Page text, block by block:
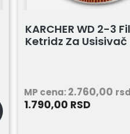
KARCHER WD 2-3
Ketridz Za Usisivač
MP cena:2.760,00 rsd
1.790,00 RSD